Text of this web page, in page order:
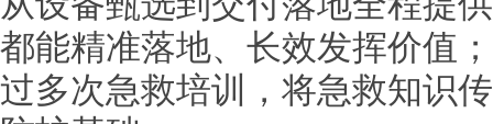
都能精准落地、长效发挥价值
过多次急救培训，将急救知识